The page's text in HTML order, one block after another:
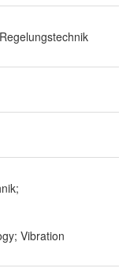
Vibration